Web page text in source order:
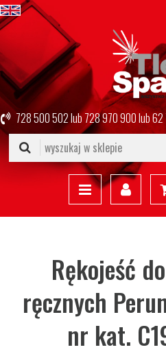
728 500 502lub728 970 900lub62
Rękojeść
ręcznych
nr kat.